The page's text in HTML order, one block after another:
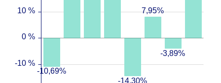
-10,69%
-14,30%
7,95%
-3,89%
-10 %
0 %
10 %